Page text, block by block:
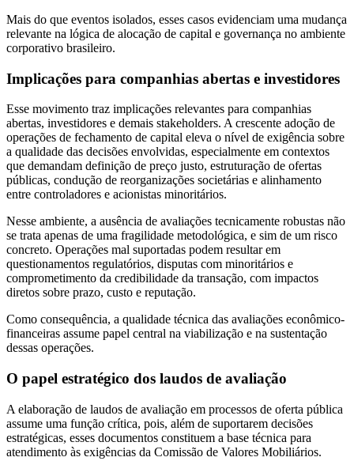
Mais do que eventos isolados, esses casos evidenciam uma mudança
relevante na lógica de alocação de capital e governança no ambiente
corporativo brasileiro.
Implicações para companhias abertas e investidores
Esse movimento traz implicações relevantes para companhias
abertas, investidores e demais stakeholders. A crescente adoção de
operações de fechamento de capital eleva o nível de exigência sobre
a qualidade das decisões envolvidas, especialmente em contextos
que demandam definição de preço justo, estruturação de ofertas
públicas, condução de reorganizações societárias e alinhamento
entre controladores e acionistas minoritários.
Nesse ambiente, a ausência de avaliações tecnicamente robustas não
se trata apenas de uma fragilidade metodológica, e sim de um risco
concreto. Operações mal suportadas podem resultar em
questionamentos regulatórios, disputas com minoritários e
comprometimento da credibilidade da transação, com impactos
diretos sobre prazo, custo e reputação.
Como consequência, a qualidade técnica das avaliações econômico-
financeiras assume papel central na viabilização e na sustentação
dessas operações.
O papel estratégico dos laudos de avaliação
A elaboração de laudos de avaliação em processos de oferta pública
assume uma função crítica, pois, além de suportarem decisões
estratégicas, esses documentos constituem a base técnica para
atendimento às exigências da Comissão de Valores Mobiliários.